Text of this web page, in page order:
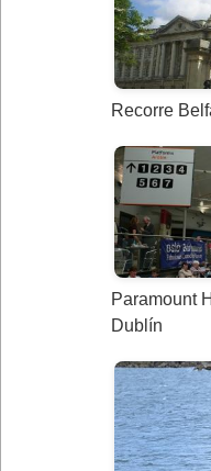
Recorre
Paramount
Dublín